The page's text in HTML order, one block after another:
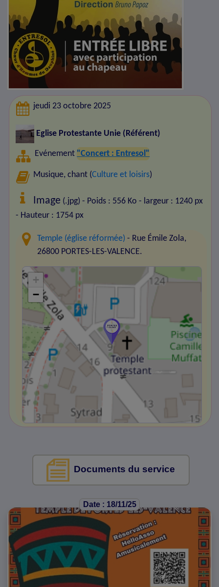
jeudi 23 octobre 2025
Eglise Protestante Unie (Référent)
Evénement "Concert : Entresol"
Musique, chant (Culture et loisirs)
Image (.jpg) - Poids : 556 Ko - largeur : 1240 px
- Hauteur : 1754 px
Temple (église réformée) - Rue Émile Zola,
26800 PORTES-LES-VALENCE.
+
−
Documents du service
Date : 18/11/25